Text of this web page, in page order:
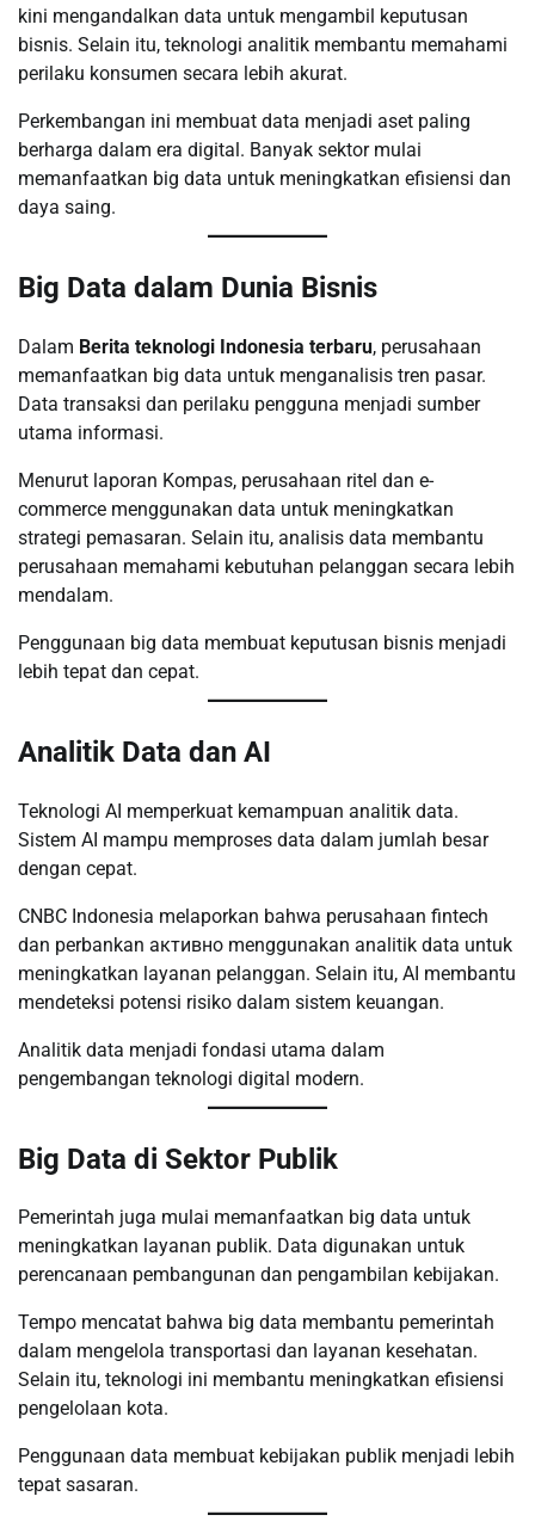
kini mengandalkan data untuk mengambil keputusan
bisnis. Selain itu, teknologi analitik membantu memahami
perilaku konsumen secara lebih akurat.
Perkembangan ini membuat data menjadi aset paling
berharga dalam era digital. Banyak sektor mulai
memanfaatkan big data untuk meningkatkan efisiensi dan
daya saing.
Big Data dalam Dunia Bisnis
Dalam Berita teknologi Indonesia terbaru, perusahaan
memanfaatkan big data untuk menganalisis tren pasar.
Data transaksi dan perilaku pengguna menjadi sumber
utama informasi.
Menurut laporan Kompas, perusahaan ritel dan e-
commerce menggunakan data untuk meningkatkan
strategi pemasaran. Selain itu, analisis data membantu
perusahaan memahami kebutuhan pelanggan secara lebih
mendalam.
Penggunaan big data membuat keputusan bisnis menjadi
lebih tepat dan cepat.
Analitik Data dan AI
Teknologi AI memperkuat kemampuan analitik data.
Sistem AI mampu memproses data dalam jumlah besar
dengan cepat.
CNBC Indonesia melaporkan bahwa perusahaan fintech
dan perbankan активно menggunakan analitik data untuk
meningkatkan layanan pelanggan. Selain itu, AI membantu
mendeteksi potensi risiko dalam sistem keuangan.
Analitik data menjadi fondasi utama dalam
pengembangan teknologi digital modern.
Big Data di Sektor Publik
Pemerintah juga mulai memanfaatkan big data untuk
meningkatkan layanan publik. Data digunakan untuk
perencanaan pembangunan dan pengambilan kebijakan.
Tempo mencatat bahwa big data membantu pemerintah
dalam mengelola transportasi dan layanan kesehatan.
Selain itu, teknologi ini membantu meningkatkan efisiensi
pengelolaan kota.
Penggunaan data membuat kebijakan publik menjadi lebih
tepat sasaran.